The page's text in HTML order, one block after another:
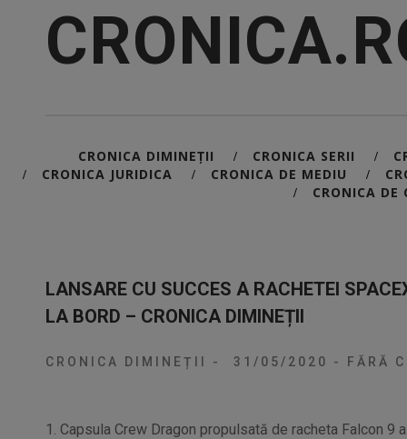
CRONICA DIMINEȚII / CRONICA SERII /
/ CRONICA JURIDICA / CRONICA DE MEDIU /
/ CRONICA DE
LANSARE CU SUCCES A RACHETEI
LA BORD – CRONICA DIMINEȚII
CRONICA DIMINEȚII - 31/05/2020 - FĂRĂ
1. Capsula Crew Dragon propulsată de racheta Falcon